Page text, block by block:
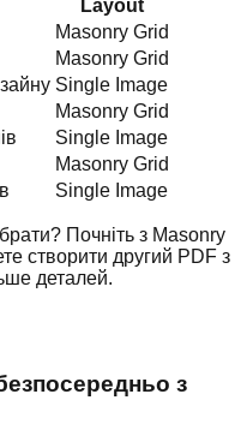
Layout
Masonry Grid
Masonry Grid
Single Image
Masonry Grid
Single Image
Masonry Grid
Single Image
Почніть з Masonry
створити другий PDF з
деталей.
з